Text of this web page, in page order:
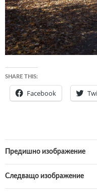
SHARE THIS:
Facebook
Предишно изображение
Следващо изображение